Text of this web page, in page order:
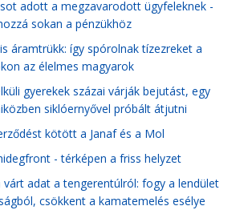
adott a megzavarodott ügyfeleknek -
sokan a pénzükhöz
áramtrükk: így spórolnak tízezreket a
az élelmes magyarok
gyerekek százai várják bejutást, egy
siklóernyővel próbált átjutni
kötött a Janaf és a Mol
- térképen a friss helyzet
adat a tengerentúlról: fogy a lendület
csökkent a kamatemelés esélye